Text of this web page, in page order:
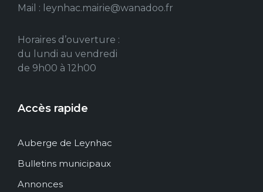
Mail : leynhac.mairie@wanadoo.fr
Horaires d’ouverture :
du lundi au vendredi
de 9h00 à 12h00
Accès rapide
Auberge de Leynhac
Bulletins municipaux
Annonces